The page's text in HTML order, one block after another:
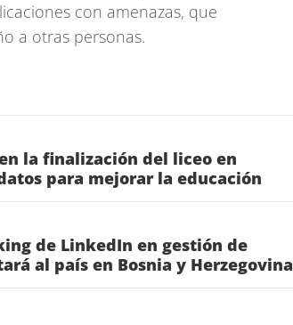
con amenazas, que
a otras personas.
la finalización del liceo en
para mejorar la educación
de LinkedIn en gestión de
al país en Bosnia y Herzegovina